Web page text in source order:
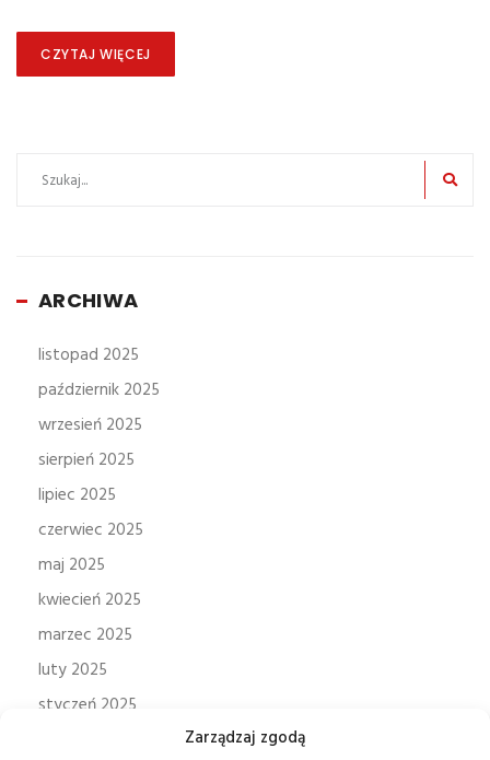
Zarządzaj zgodą
CZYTAJ WIĘCEJ
ARCHIWA
listopad 2025
październik 2025
wrzesień 2025
sierpień 2025
lipiec 2025
czerwiec 2025
maj 2025
kwiecień 2025
marzec 2025
luty 2025
styczeń 2025